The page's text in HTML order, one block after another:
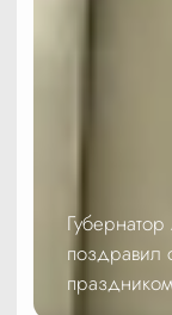
поздравил
праздником